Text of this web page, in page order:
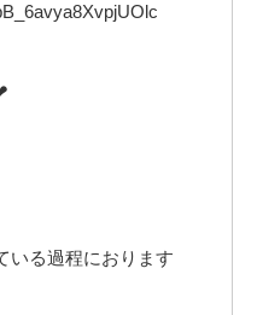
いる過程におります